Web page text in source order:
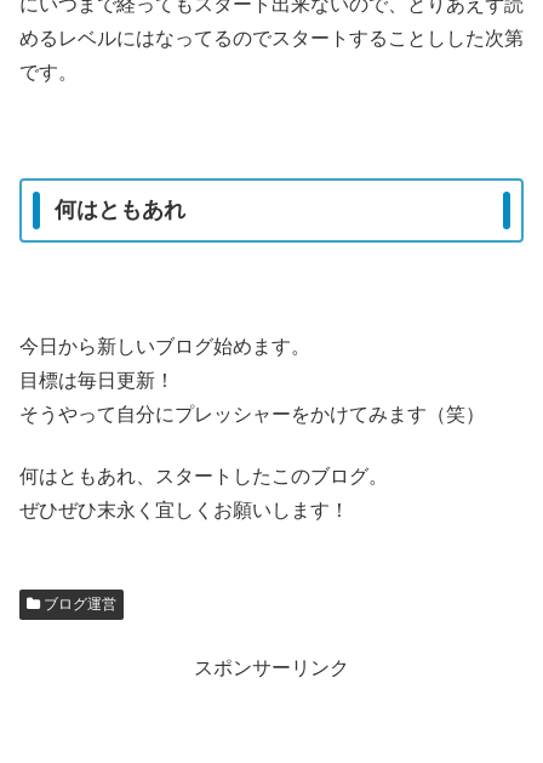
めるレベルにはなってるのでスタートすることしした次第
です。
何はともあれ
今日から新しいブログ始めます。
目標は毎日更新！
そうやって自分にプレッシャーをかけてみます（笑）
何はともあれ、スタートしたこのブログ。
ぜひぜひ末永く宜しくお願いします！
ブログ運営
スポンサーリンク